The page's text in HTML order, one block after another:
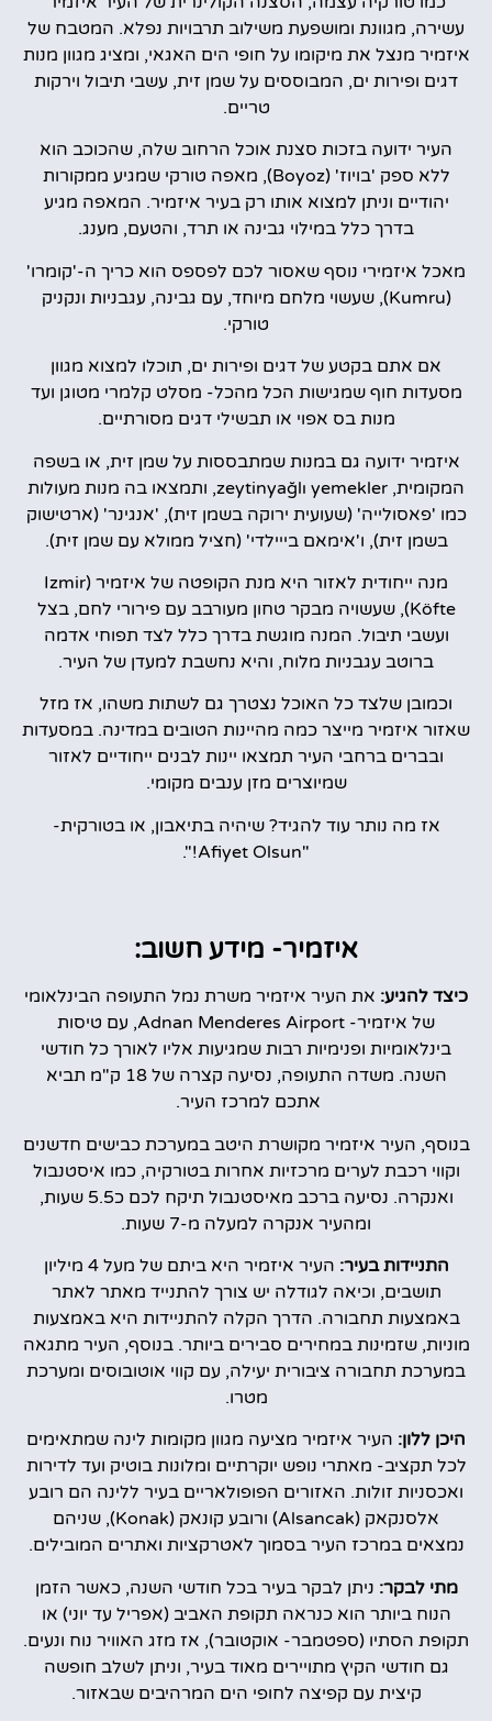
עשירה, מגוונת ומושפעת משילוב תרבויות נפלא. המטבח של
איזמיר מנצל את מיקומו על חופי הים האגאי, ומציג מגוון מנות
דגים ופירות ים, המבוססים על שמן זית, עשבי תיבול וירקות
טריים.
העיר ידועה בזכות סצנת אוכל הרחוב שלה, שהכוכב הוא
ללא ספק 'בויוז' (Boyoz), מאפה טורקי שמגיע ממקורות
יהודיים וניתן למצוא אותו רק בעיר איזמיר. המאפה מגיע
בדרך כלל במילוי גבינה או תרד, והטעם, מענג.
מאכל איזמירי נוסף שאסור לכם לפספס הוא כריך ה-'קומרו'
(Kumru), שעשוי מלחם מיוחד, עם גבינה, עגבניות ונקניק
טורקי.
אם אתם בקטע של דגים ופירות ים, תוכלו למצוא מגוון
מסעדות חוף שמגישות הכל מהכל- מסלט קלמרי מטוגן ועד
מנות בס אפוי או תבשילי דגים מסורתיים.
איזמיר ידועה גם במנות שמתבססות על שמן זית, או בשפה
המקומית, zeytinyağlı yemekler, ותמצאו בה מנות מעולות
כמו 'פאסולייה' (שעועית ירוקה בשמן זית), 'אנגינר' (ארטישוק
בשמן זית), ו'אימאם בייילדי' (חציל ממולא עם שמן זית).
מנה ייחודית לאזור היא מנת הקופטה של איזמיר (Izmir
Köfte), שעשויה מבקר טחון מעורבב עם פירורי לחם, בצל
ועשבי תיבול. המנה מוגשת בדרך כלל לצד תפוחי אדמה
ברוטב עגבניות מלוח, והיא נחשבת למעדן של העיר.
וכמובן שלצד כל האוכל נצטרך גם לשתות משהו, אז מזל
שאזור איזמיר מייצר כמה מהיינות הטובים במדינה. במסעדות
ובברים ברחבי העיר תמצאו יינות לבנים ייחודיים לאזור
שמיוצרים מזן ענבים מקומי.
אז מה נותר עוד להגיד? שיהיה בתיאבון, או בטורקית-
"Afiyet Olsun!".
איזמיר- מידע חשוב:
כיצד להגיע: את העיר איזמיר משרת נמל התעופה הבינלאומי
של איזמיר- Adnan Menderes Airport, עם טיסות
בינלאומיות ופנימיות רבות שמגיעות אליו לאורך כל חודשי
השנה. משדה התעופה, נסיעה קצרה של 18 ק"מ תביא
אתכם למרכז העיר.
בנוסף, העיר איזמיר מקושרת היטב במערכת כבישים חדשנים
וקווי רכבת לערים מרכזיות אחרות בטורקיה, כמו איסטנבול
ואנקרה. נסיעה ברכב מאיסטנבול תיקח לכם כ5.5 שעות,
ומהעיר אנקרה למעלה מ-7 שעות.
התניידות בעיר:
העיר איזמיר היא ביתם של מעל 4 מיליון
תושבים, וכיאה לגודלה יש צורך להתנייד מאתר לאתר
באמצעות תחבורה. הדרך הקלה להתניידות היא באמצעות
מוניות, שזמינות במחירים סבירים ביותר. בנוסף, העיר מתגאה
במערכת תחבורה ציבורית יעילה, עם קווי אוטובוסים ומערכת
מטרו.
היכן ללון: העיר איזמיר מציעה מגוון מקומות לינה שמתאימים
לכל תקציב- מאתרי נופש יוקרתיים ומלונות בוטיק ועד לדירות
ואכסניות זולות. האזורים הפופולאריים בעיר ללינה הם רובע
אלסנקאק (Alsancak) ורובע קונאק (Konak), שניהם
נמצאים במרכז העיר בסמוך לאטרקציות ואתרים המובילים.
מתי לבקר: ניתן לבקר בעיר בכל חודשי השנה, כאשר הזמן
הנוח ביותר הוא כנראה תקופת האביב (אפריל עד יוני) או
תקופת הסתיו (ספטמבר- אוקטובר), אז מזג האוויר נוח ונעים.
גם חודשי הקיץ מתויירים מאוד בעיר, וניתן לשלב חופשה
קיצית עם קפיצה לחופי הים המרהיבים שבאזור.